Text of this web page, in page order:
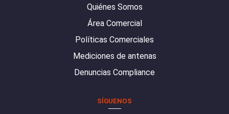
Quiénes Somos
Área Comercial
Políticas Comerciales
Mediciones de antenas
Denuncias Compliance
SÍGUENOS